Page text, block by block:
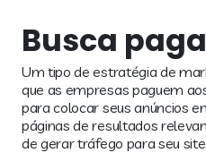
Busca paga
Um tipo de estratégia de
que as empresas paguem
para colocar seus anúncios
páginas de resultados
de gerar tráfego para seu site.